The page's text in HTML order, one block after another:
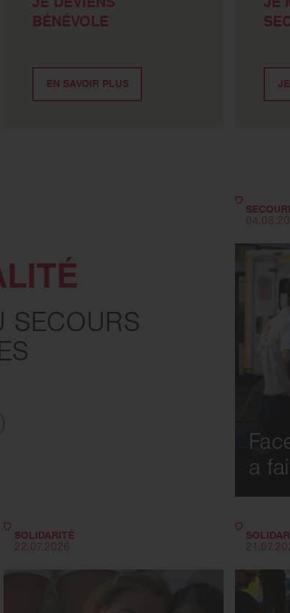
BÉNÉVOLE
EN SAVOIR PLUS
SECOURS
a
SOLIDARITÉ
22.07.2026